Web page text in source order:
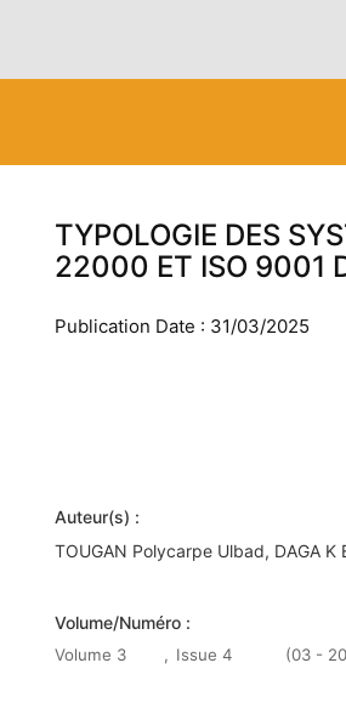
TYPOLOGIE DES
22000 ET ISO 9001
Publication Date : 31/03/2025
Auteur(s) :
TOUGAN Polycarpe Ulbad, DAGA K
Volume/Numéro :
Volume 3 , Issue 4 (03 -